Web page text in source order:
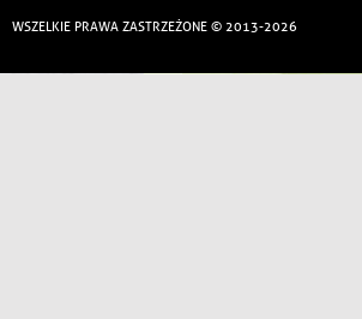
WSZELKIE PRAWA ZASTRZEŻONE © 2013-2026